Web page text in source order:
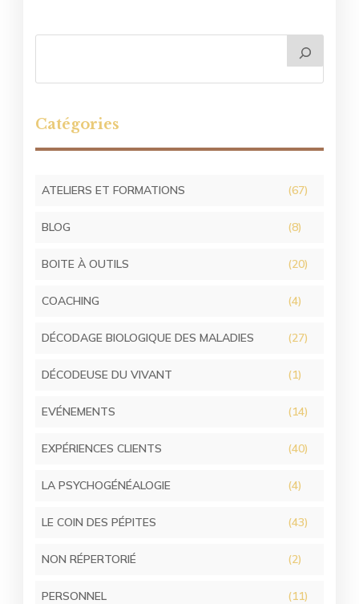
Catégories
ATELIERS ET FORMATIONS (67)
BLOG (8)
BOITE À OUTILS (20)
COACHING (4)
DÉCODAGE BIOLOGIQUE DES MALADIES (27)
DÉCODEUSE DU VIVANT (1)
EVÉNEMENTS (14)
EXPÉRIENCES CLIENTS (40)
LA PSYCHOGÉNÉALOGIE (4)
LE COIN DES PÉPITES (43)
NON RÉPERTORIÉ (2)
PERSONNEL (11)